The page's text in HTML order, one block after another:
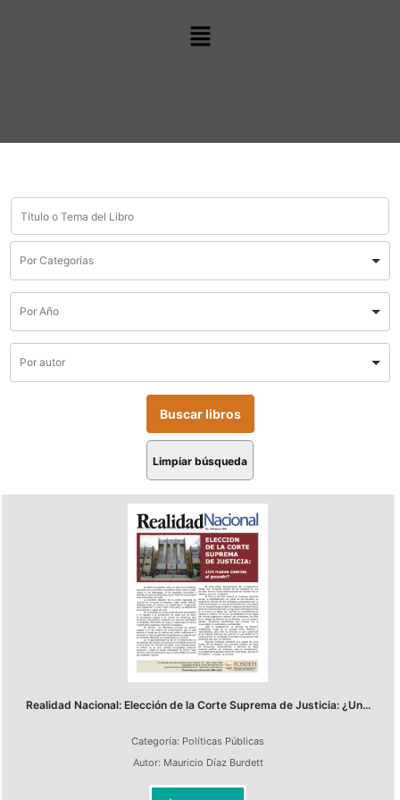
Limpiar búsqueda
Realidad Nacional: Elección de la Corte Suprema de Justicia: ¿Un...
Categoría: Políticas Públicas
Autor: Mauricio Díaz Burdett